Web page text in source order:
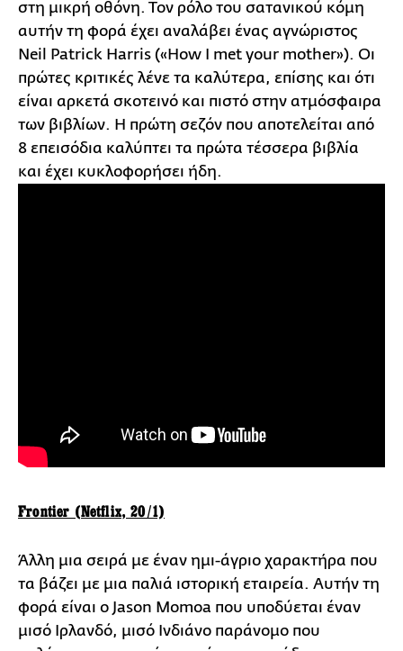
στη μικρή οθόνη. Τον ρόλο του σατανικού κόμη
αυτήν τη φορά έχει αναλάβει ένας αγνώριστος
Neil Patrick Harris («How I met your mother»). Οι
πρώτες κριτικές λένε τα καλύτερα, επίσης και ότι
είναι αρκετά σκοτεινό και πιστό στην ατμόσφαιρα
των βιβλίων. Η πρώτη σεζόν που αποτελείται από
8 επεισόδια καλύπτει τα πρώτα τέσσερα βιβλία
και έχει κυκλοφορήσει ήδη.
Frontier (Netflix, 20/1)
Άλλη μια σειρά με έναν ημι-άγριο χαρακτήρα που
τα βάζει με μια παλιά ιστορική εταιρεία. Αυτήν τη
φορά είναι ο Jason Momoa που υποδύεται έναν
μισό Ιρλανδό, μισό Ινδιάνο παράνομο που